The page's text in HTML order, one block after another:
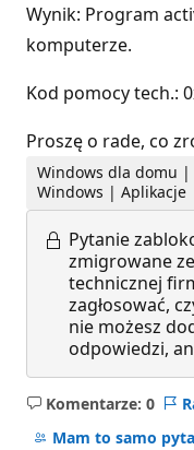
Wynik: Program
komputerze.
Kod pomocy tech.:
Proszę o rade, co
Windows dla domu |
Windows | Aplikacje
Pytanie
zmigrowane
technicznej
zagłosować,
nie możesz
odpowiedzi,
Komentarze: 0
Brak
komentarzy
Mam to samo